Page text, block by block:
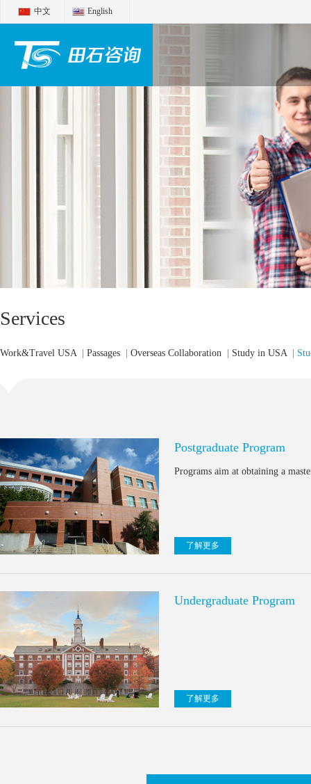
中文 English
Services
Work&Travel USA| Passages Overseas Collaboration Study in USA|
Postgraduate Program
Programs aim at obtaining a
了解更多
Undergraduate Program
了解更多